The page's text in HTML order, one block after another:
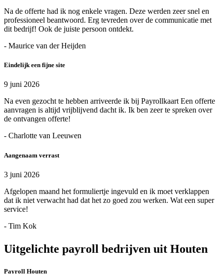
Na de offerte had ik nog enkele vragen. Deze werden zeer snel en
professioneel beantwoord. Erg tevreden over de communicatie met
dit bedrijf! Ook de juiste persoon ontdekt.
- Maurice van der Heijden
Eindelijk een fijne site
9 juni 2026
Na even gezocht te hebben arriveerde ik bij Payrollkaart Een offerte
aanvragen is altijd vrijblijvend dacht ik. Ik ben zeer te spreken over
de ontvangen offerte!
- Charlotte van Leeuwen
Aangenaam verrast
3 juni 2026
Afgelopen maand het formuliertje ingevuld en ik moet verklappen
dat ik niet verwacht had dat het zo goed zou werken. Wat een super
service!
- Tim Kok
Uitgelichte payroll bedrijven uit Houten
Payroll Houten